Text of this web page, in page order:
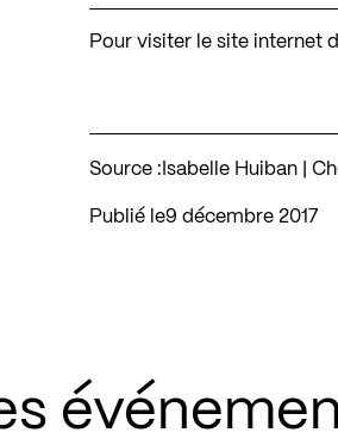
Pour visiter le site internet
Source : Isabelle Huiban |
Publié le 9 décembre 2017